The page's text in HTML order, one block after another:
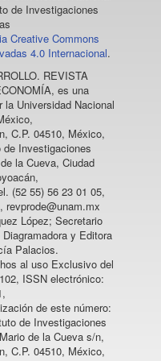
de Investigaciones
Creative Commons
4.0 Internacional.
REVISTA
, es una
Universidad Nacional
C.P. 04510, México,
Investigaciones
la Cueva, Ciudad
(52 55) 56 23 01 05,
revprode@unam.mx
López; Secretario
y Editora
Palacios.
al uso Exclusivo del
ISSN electrónico:
de este número:
de Investigaciones
de la Cueva s/n,
C.P. 04510, México,